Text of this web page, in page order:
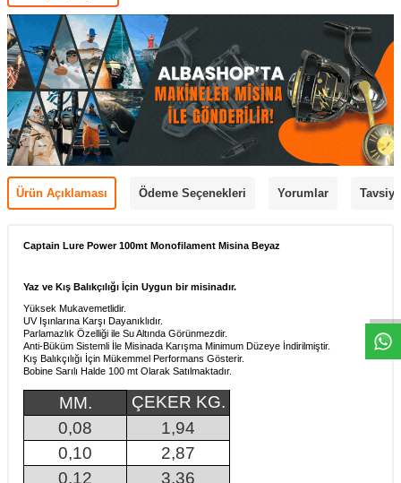
Ürün Açıklaması Ödeme Seçenekleri Yorumlar
Captain Lure Power 100mt Monofilament Misina Beyaz
Yaz ve Kış Balıkçılığı İçin Uygun bir misinadır.
Yüksek Mukavemetlidir.
UV Işınlarına Karşı Dayanıklıdır.
Parlamazlık Özelliği ile Su Altında Görünmezdir.
Anti-Büküm Sistemli İle Misinada Karışma Minimum Düzeye İndirilmiştir.
Kış Balıkçılığı İçin Mükemmel Performans Gösterir.
Bobine Sarılı Halde 100 mt Olarak Satılmaktadır.
MM.
ÇEKER KG.
0,08
1,94
0,10
2,87
0,12
3,36